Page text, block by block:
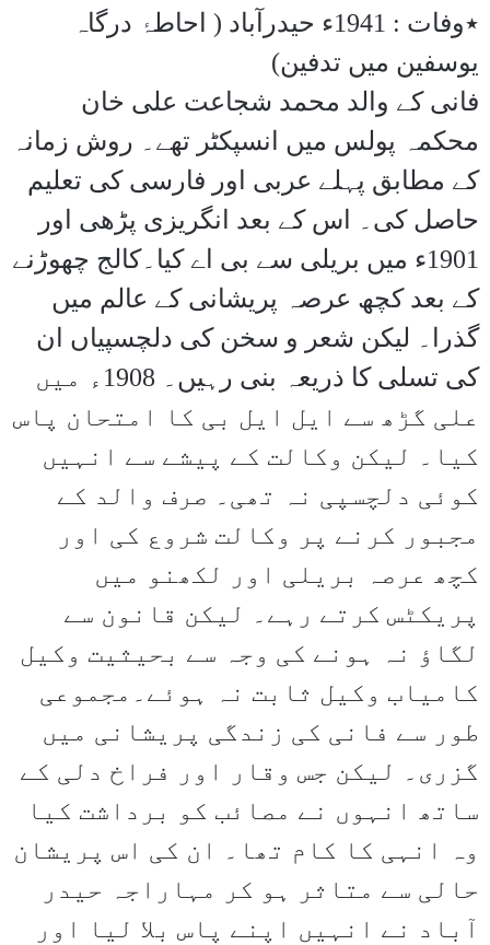
٭وفات : 1941ء حیدرآباد ( احاطۂ درگاہ
یوسفین میں تدفین)
فانی کے والد محمد شجاعت علی خان
محکمہ پولس میں انسپکٹر تھے۔ روش زمانہ
کے مطابق پہلے عربی اور فارسی کی تعلیم
حاصل کی۔ اس کے بعد انگریزی پڑھی اور
1901ء میں بریلی سے بی اے کیا۔کالج چھوڑنے
کے بعد کچھ عرصہ پریشانی کے عالم میں
گذرا۔ لیکن شعر و سخن کی دلچسپیاں ان
کی تسلی کا ذریعہ بنی رہیں۔ 1908ء میں
علی گڑھ سے ایل ایل بی کا امتحان پاس
کیا۔ لیکن وکالت کے پیشے سے انہیں
کوئی دلچسپی نہ تھی۔ صرف والد کے
مجبور کرنے پر وکالت شروع کی اور
کچھ عرصہ بریلی اور لکھنو میں
پریکٹس کرتے رہے۔ لیکن قانون سے
لگاؤ نہ ہونے کی وجہ سے بحیثیت وکیل
کامیاب وکیل ثابت نہ ہوئے۔مجموعی
طور سے فانی کی زندگی پریشانی میں
گزری۔ لیکن جس وقار اور فراخ دلی کے
ساتھ انہوں نے مصائب کو برداشت کیا
وہ انہی کا کام تھا۔ ان کی اس پریشان
حالی سے متاثر ہو کر مہاراجہ حیدر
آباد نے انہیں اپنے پاس بلا لیا اور